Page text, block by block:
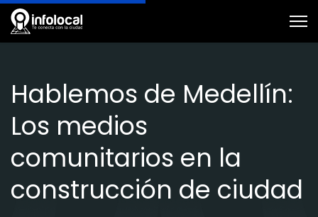
Hablemos de Medellín:
Los medios
comunitarios en la
construcción de ciudad